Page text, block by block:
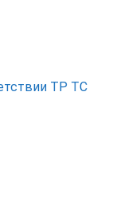
ТР ТС